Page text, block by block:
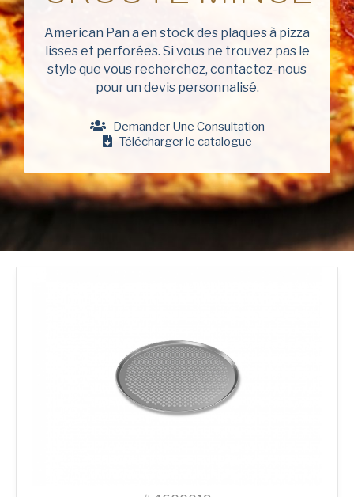
Pan GLO
USA Pan
American Pan a en stock des plaques à pizza
lisses et perforées. Si vous ne trouvez pas le
style que vous recherchez, contactez-nous
pour un devis personnalisé.
Demander Une Consultation
Télécharger le catalogue
de
famille
(Nécessaire)
Nom
de
l'entreprise
Phone
Email
(Nécessaire)